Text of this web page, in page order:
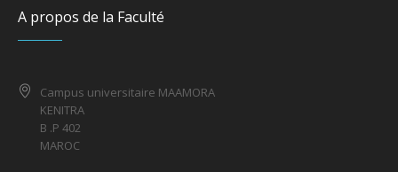
A propos de la Faculté
Campus universitaire MAAMORA
KENITRA
B .P 402
MAROC